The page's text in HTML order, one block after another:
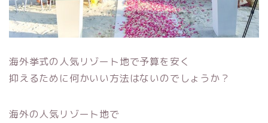
海外挙式の人気リゾート地で予算を安く
抑えるために何かいい方法はないのでしょうか？
海外の人気リゾート地で